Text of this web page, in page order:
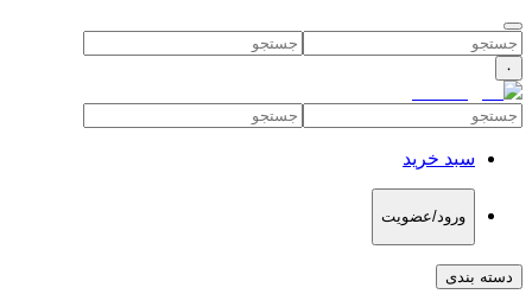
۰
سبد خرید
ورود/عضویت
دسته بندی